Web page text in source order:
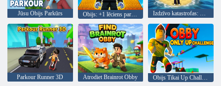
Jūsu Obijs Parkūrs Obijs: +1 lēciens par klikšķi Izdzīvo katastrofas: Obijs
Parkour Runner 3D Atrodiet Brainrot Obby Obijs Tikai Up Challenge